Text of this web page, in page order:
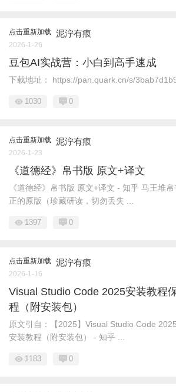
点击重新加载 泥泞有痕
2026-1-26
豆包AI实战营：小白到高手速成
下载地址： https://pan.quark.cn/s/
1030 0
点击重新加载 泥泞有痕
2026-1-23
《道德经》帛书版 原文+译文
《道德经》帛书版 原文+译文 - 知乎 马王堆
正的原版（珍藏研读，切勿丢失 ...
1397 0
点击重新加载 泥泞有痕
2026-1-16
Visual Studio Code 2025安装教程
程（附安装包）
原文引自：【2025】Visual Studio Code
安装教程（附安装包） - 知乎 ...
1183 0